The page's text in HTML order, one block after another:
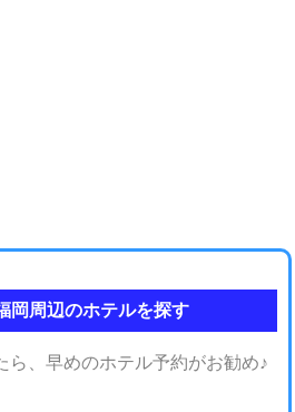
岡周辺のホテルを探す
ら、早めのホテル予約がお勧め♪